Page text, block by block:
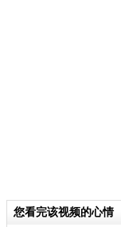
您看完该视频的心情